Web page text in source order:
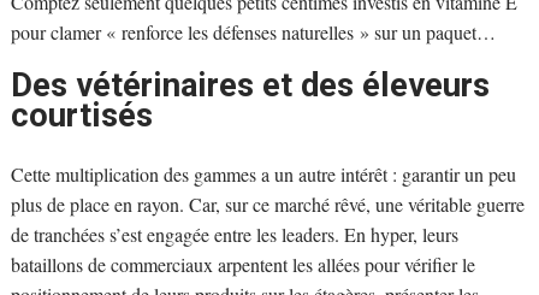
pour clamer « renforce les défenses naturelles » sur un paquet…
Des vétérinaires et des éleveurs
courtisés
Cette multiplication des gammes a un autre intérêt : garantir un peu
plus de place en rayon. Car, sur ce marché rêvé, une véritable guerre
de tranchées s’est engagée entre les leaders. En hyper, leurs
bataillons de commerciaux arpentent les allées pour vérifier le